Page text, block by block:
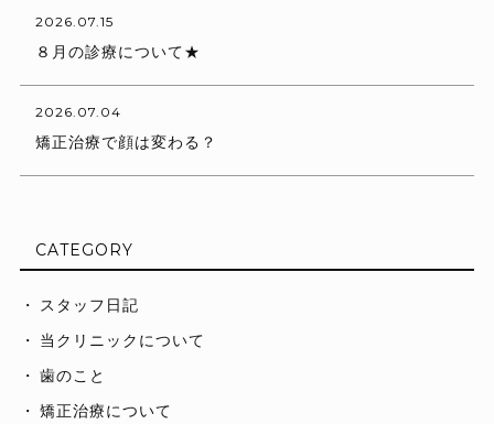
2026.07.15
８月の診療について★
2026.07.04
矯正治療で顔は変わる？
CATEGORY
スタッフ日記
当クリニックについて
歯のこと
矯正治療について